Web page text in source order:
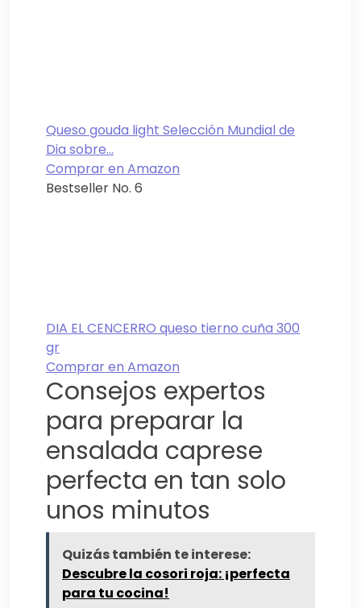
Queso gouda light Selección Mundial de
Dia sobre...
Comprar en Amazon
Bestseller No. 6
DIA EL CENCERRO queso tierno cuña 300
gr
Comprar en Amazon
Consejos expertos
para preparar la
ensalada caprese
perfecta en tan solo
unos minutos
Quizás también te interese:
Descubre la cosori roja: ¡perfecta
para tu cocina!